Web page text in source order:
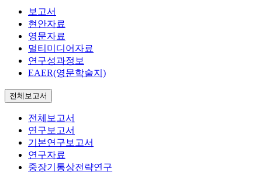
보고서
현안자료
영문자료
멀티미디어자료
연구성과정보
EAER(영문학술지)
전체보고서
전체보고서
연구보고서
기본연구보고서
연구자료
중장기통상전략연구